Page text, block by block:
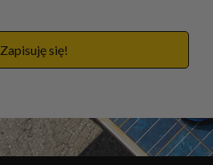
Zapisuję się!